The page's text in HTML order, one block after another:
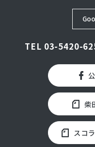
TEL 03-5420-
柴
スコ